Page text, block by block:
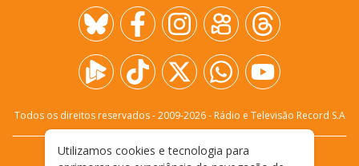
Todos os direitos reservados - 2009-2026- Rádio e Televisão Record S.A
FALE CONOSCO PRIVACIDADE
Utilizamos cookies e tecnologia para